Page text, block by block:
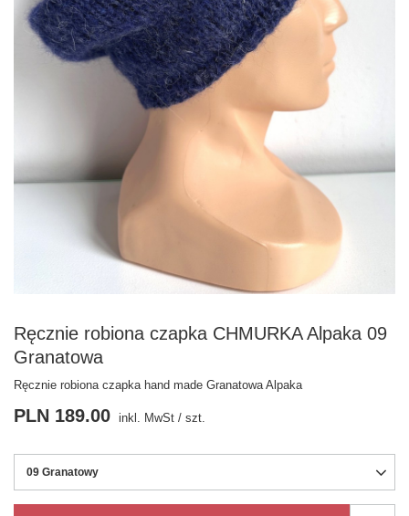
Ręcznie robiona czapka CHMURKA Alpaka 09
Granatowa
Ręcznie robiona czapka hand made Granatowa Alpaka
09 Granatowy
PLN 189.00 inkl. MwSt / szt.